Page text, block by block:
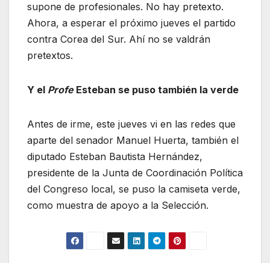
supone de profesionales. No hay pretexto.
Ahora, a esperar el próximo jueves el partido
contra Corea del Sur. Ahí no se valdrán
pretextos.
Y el Profe Esteban se puso también la verde
Antes de irme, este jueves vi en las redes que
aparte del senador Manuel Huerta, también el
diputado Esteban Bautista Hernández,
presidente de la Junta de Coordinación Política
del Congreso local, se puso la camiseta verde,
como muestra de apoyo a la Selección.